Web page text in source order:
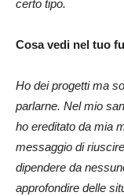
certo tipo.
Cosa vedi nel tuo
Ho dei progetti ma
parlarne. Nel mio
ho ereditato da mia
messaggio di
dipendere da
approfondire delle